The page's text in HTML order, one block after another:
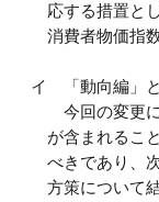
応する措置と
消費者物価指
イ
「動向編」
今回の変更
が含まれるこ
べきであり、
方策について